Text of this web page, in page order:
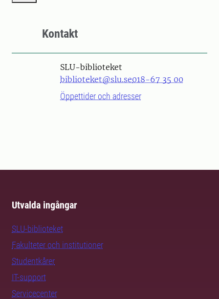
Kontakt
SLU-biblioteket
biblioteket@slu.se018-67 35 00
Öppettider och adresser
Utvalda ingångar
SLU-biblioteket
Fakulteter och institutioner
Studentkårer
IT-support
Servicecenter